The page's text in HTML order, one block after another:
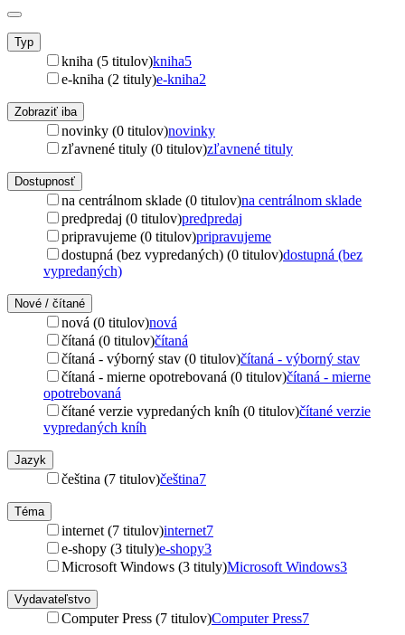
Typ
kniha (5 titulov)kniha5
e-kniha (2 tituly)e-kniha2
Zobraziť iba
novinky (0 titulov)novinky
zľavnené tituly (0 titulov)zľavnené tituly
Dostupnosť
na centrálnom sklade (0 titulov)na centrálnom sklade
predpredaj (0 titulov)predpredaj
pripravujeme (0 titulov)pripravujeme
dostupná (bez vypredaných) (0 titulov)dostupná (bez
vypredaných)
Nové / čítané
nová (0 titulov)nová
čítaná (0 titulov)čítaná
čítaná - výborný stav (0 titulov)čítaná - výborný stav
čítaná - mierne opotrebovaná (0 titulov)čítaná - mierne
opotrebovaná
čítané verzie vypredaných kníh (0 titulov)čítané verzie
vypredaných kníh
Jazyk
čeština (7 titulov)čeština7
Téma
internet (7 titulov)internet7
e-shopy (3 tituly)e-shopy3
Microsoft Windows (3 tituly)Microsoft Windows3
Vydavateľstvo
Computer Press (7 titulov)Computer Press7